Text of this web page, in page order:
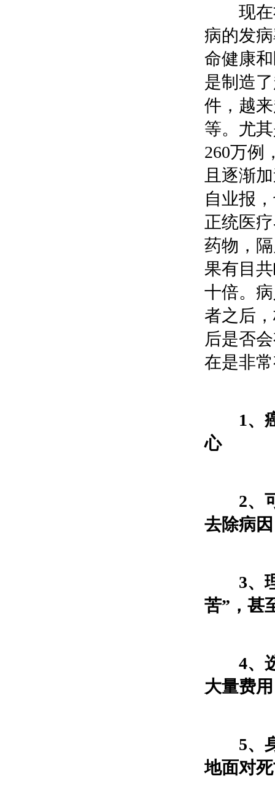
现在社
病的发
命健康
是制造
件，越
等。尤
260万例
且逐渐
自业报
正统医
药物，
果有目
十倍。
者之后
后是否
在是非
1、
心
2、可
去除病
3、理
苦”，甚
4、选
大量费用
5、身
地面对